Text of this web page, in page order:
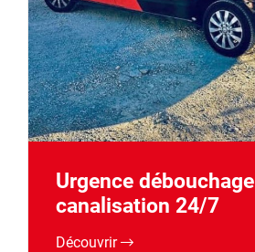
Urgence débouchage
canalisation 24/7
Découvrir